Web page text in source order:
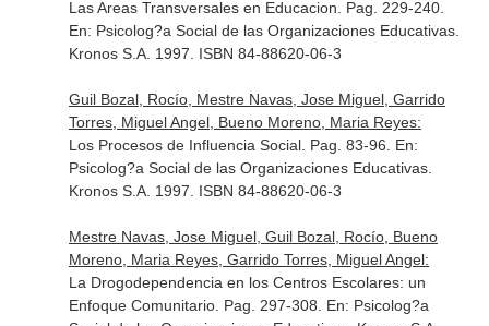
Las Areas Transversales en Educacion. Pag. 229-240.
En: Psicolog?a Social de las Organizaciones Educativas.
Kronos S.A. 1997. ISBN 84-88620-06-3
Guil Bozal, Rocío, Mestre Navas, Jose Miguel, Garrido
Torres, Miguel Angel, Bueno Moreno, Maria Reyes:
Los Procesos de Influencia Social. Pag. 83-96. En:
Psicolog?a Social de las Organizaciones Educativas.
Kronos S.A. 1997. ISBN 84-88620-06-3
Mestre Navas, Jose Miguel, Guil Bozal, Rocío, Bueno
Moreno, Maria Reyes, Garrido Torres, Miguel Angel:
La Drogodependencia en los Centros Escolares: un
Enfoque Comunitario. Pag. 297-308. En: Psicolog?a